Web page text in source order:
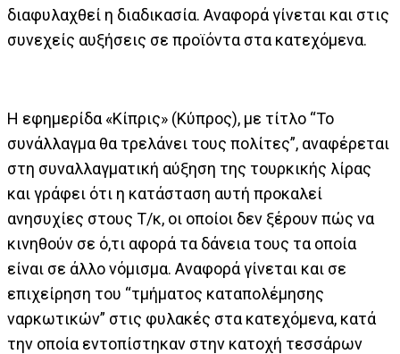
διαφυλαχθεί η διαδικασία. Αναφορά γίνεται και στις
συνεχείς αυξήσεις σε προϊόντα στα κατεχόμενα.
Η εφημερίδα «Κίπρις» (Κύπρος), με τίτλο “Το
συνάλλαγμα θα τρελάνει τους πολίτες”, αναφέρεται
στη συναλλαγματική αύξηση της τουρκικής λίρας
και γράφει ότι η κατάσταση αυτή προκαλεί
ανησυχίες στους Τ/κ, οι οποίοι δεν ξέρουν πώς να
κινηθούν σε ό,τι αφορά τα δάνεια τους τα οποία
είναι σε άλλο νόμισμα. Αναφορά γίνεται και σε
επιχείρηση του “τμήματος καταπολέμησης
ναρκωτικών” στις φυλακές στα κατεχόμενα, κατά
την οποία εντοπίστηκαν στην κατοχή τεσσάρων